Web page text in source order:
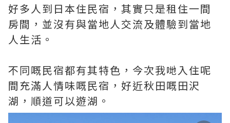
好多人到日本住民宿，其實只是租住一間
房間，並沒有與當地人交流及體驗到當地
人生活。
不同嘅民宿都有其特色，今次我哋入住呢
間充滿人情味嘅民宿，好近秋田嘅田沢
湖，順道可以遊湖。